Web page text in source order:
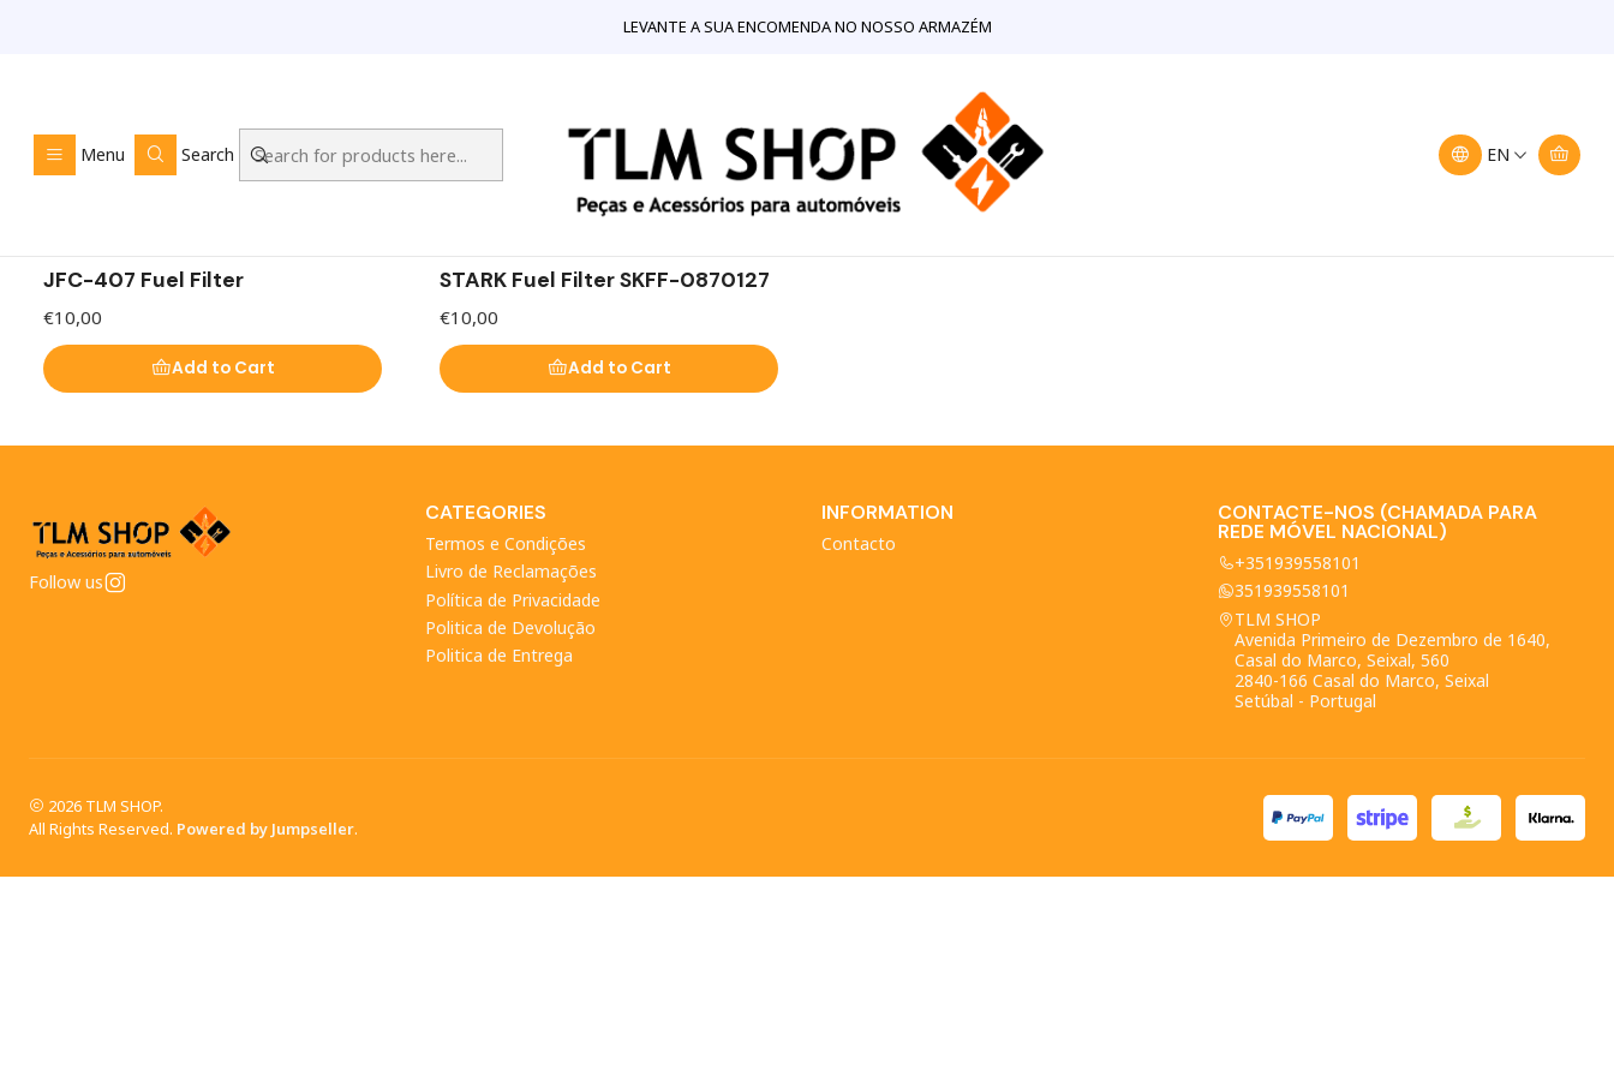
Menu Search EN
LEVANTE A SUA ENCOMENDA NO NOSSO ARMAZÉM
Home LOJA ONLINE Mecânica Filtros de Combustível
Temos Filtro de combustível a um preço acessível para todas as marcas de automóveis.
JFC-407 Fuel Filter
€10,00
Add to Cart
STARK Fuel Filter SKFF-0870127
€10,00
Add to Cart
Follow us
CATEGORIES
Termos e Condições
Livro de Reclamações
Política de Privacidade
Politica de Devolução
Politica de Entrega
INFORMATION
Contacto
CONTACTE-NOS (CHAMADA PARA
REDE MÓVEL NACIONAL)
+351939558101
351939558101
TLM SHOP
Avenida Primeiro de Dezembro de 1640,
Casal do Marco, Seixal, 560
2840-166 Casal do Marco, Seixal
Setúbal - Portugal
2026 TLM SHOP.
All Rights Reserved. Powered by Jumpseller.